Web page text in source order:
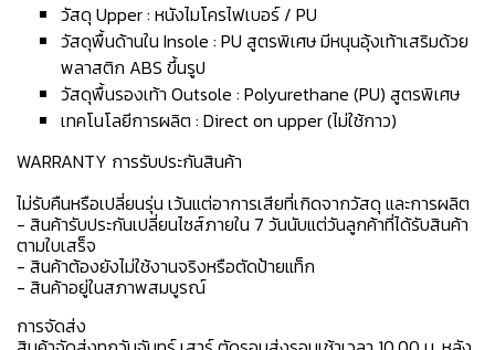
วัสดุ Upper : หนังไมโครไฟเบอร์ / PU
วัสดุพื้นด้านใน Insole : PU สูตรพิเศษ มีหนุนอุ้งเท้าเสริมด้วย
พลาสติก ABS ขึ้นรูป
วัสดุพื้นรองเท้า Outsole : Polyurethane (PU) สูตรพิเศษ
เทคโนโลยีการผลิต : Direct on upper (ไม่ใช้กาว)
WARRANTY การรับประกันสินค้า
ไม่รับคืนหรือเปลี่ยนรุ่น เว้นแต่อาการเสียที่เกิดจากวัสดุ และการผลิต
- สินค้ารับประกันเปลี่ยนไซส์ภายใน 7 วันนับแต่วันลูกค้าที่ได้รับสินค้า
ตามใบเสร็จ
- สินค้าต้องยังไม่ใช้งานจริงหรือตัดป้ายแท็ก
- สินค้าอยู่ในสภาพสมบูรณ์
การจัดส่ง